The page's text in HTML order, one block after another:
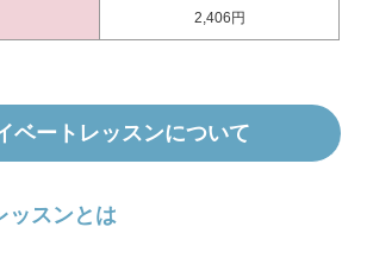
2,406円
ベートレッスンについて
ッスンとは